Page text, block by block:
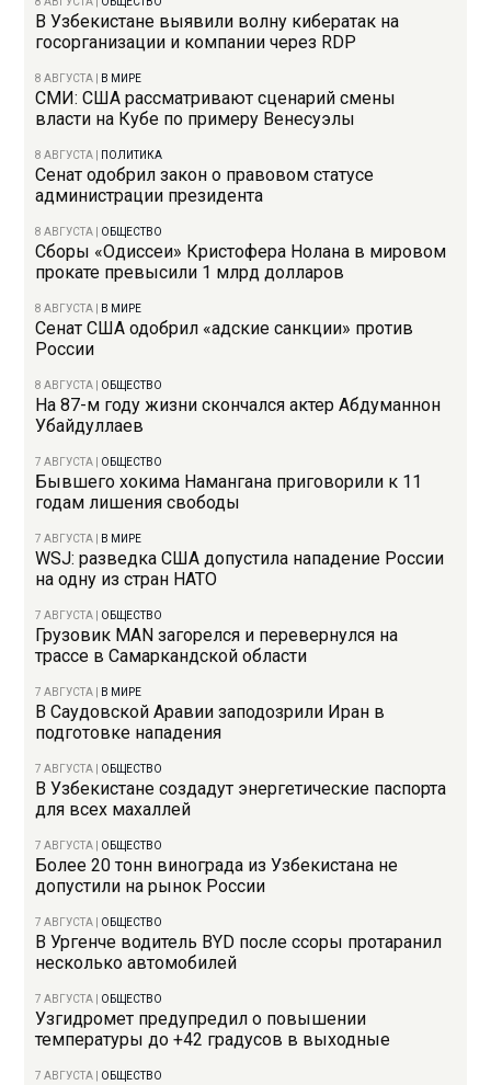
В Узбекистане выявили волну кибератак на
госорганизации и компании через RDP
8 АВГУСТА В МИРЕ
СМИ: США рассматривают сценарий смены
власти на Кубе по примеру Венесуэлы
8 АВГУСТА ПОЛИТИКА
Сенат одобрил закон о правовом статусе
администрации президента
8 АВГУСТА ОБЩЕСТВО
Сборы «Одиссеи» Кристофера Нолана в мировом
прокате превысили 1 млрд долларов
8 АВГУСТА В МИРЕ
Сенат США одобрил «адские санкции» против
России
8 АВГУСТА ОБЩЕСТВО
На 87-м году жизни скончался актер Абдуманнон
Убайдуллаев
7 АВГУСТА ОБЩЕСТВО
Бывшего хокима Намангана приговорили к 11
годам лишения свободы
7 АВГУСТА В МИРЕ
WSJ: разведка США допустила нападение России
на одну из стран НАТО
7 АВГУСТА ОБЩЕСТВО
Грузовик MAN загорелся и перевернулся на
трассе в Самаркандской области
7 АВГУСТА В МИРЕ
В Саудовской Аравии заподозрили Иран в
подготовке нападения
7 АВГУСТА ОБЩЕСТВО
В Узбекистане создадут энергетические паспорта
для всех махаллей
7 АВГУСТА ОБЩЕСТВО
Более 20 тонн винограда из Узбекистана не
допустили на рынок России
7 АВГУСТА ОБЩЕСТВО
В Ургенче водитель BYD после ссоры протаранил
несколько автомобилей
7 АВГУСТА ОБЩЕСТВО
Узгидромет предупредил о повышении
температуры до +42 градусов в выходные
7 АВГУСТА ОБЩЕСТВО